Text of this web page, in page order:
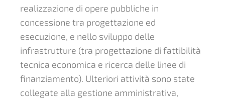
realizzazione di opere pubbliche in
concessione tra progettazione ed
esecuzione, e nello sviluppo delle
infrastrutture (tra progettazione di fattibilità
tecnica economica e ricerca delle linee di
finanziamento). Ulteriori attività sono state
collegate alla gestione amministrativa,